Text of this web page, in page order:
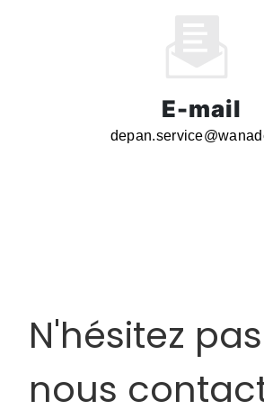
E-mail
N'hésitez
nous